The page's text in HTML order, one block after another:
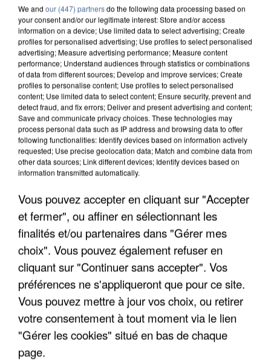
UN SECOND CADRE DE LA DZ MAFIA
INTERPELLÉ EN ALGÉRIE
We and our (447) partnersdo the following data processing based on
your consent and/or our legitimate interest: Store and/or access
information on a device; Use limited data to select advertising; Create
profiles for personalised advertising; Use profiles to select personalised
advertising; Measure advertising performance; Measure content
performance; Understand audiences through statistics or combinations
of data from different sources; Develop and improve services; Create
profiles to personalise content; Use profiles to select personalised
content; Use limited data to select content; Ensure security, prevent and
detect fraud, and fix errors; Deliver and present advertising and content;
Save and communicate privacy choices. These technologies may
process personal data such as IP address and browsing data to offer
following functionalities: Identify devices based on information actively
requested; Use precise geolocation data; Match and combine data from
other data sources; Link different devices; Identify devices based on
information transmitted automatically.
Vous pouvez accepter en cliquant sur "Accepter
et fermer", ou affiner en sélectionnant les
finalités et/ou partenaires dans "Gérer mes
choix". Vous pouvez également refuser en
cliquant sur "Continuer sans accepter". Vos
préférences ne s'appliqueront que pour ce site.
Vous pouvez mettre à jour vos choix, ou retirer
votre consentement à tout moment via le lien
"Gérer les cookies" situé en bas de chaque
page.